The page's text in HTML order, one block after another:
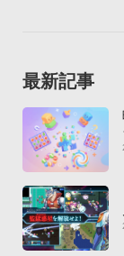
最新記事